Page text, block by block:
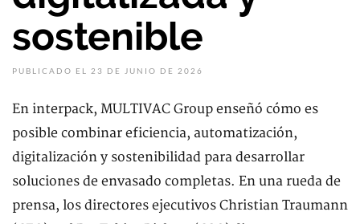
sostenible
PUBLICADO EL 23 DE JUNIO DE 2026
En interpack, MULTIVAC Group enseñó cómo es
posible combinar eficiencia, automatización,
digitalización y sostenibilidad para desarrollar
soluciones de envasado completas. En una rueda de
prensa, los directores ejecutivos Christian Traumann